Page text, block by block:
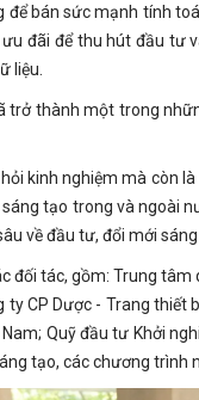
bán sức mạnh tính
đãi để thu hút đầu tư
liệu.
trở thành một trong
hỏi kinh nghiệm mà
tạo trong và ngoài
về đầu tư, đổi mới
đối tác, gồm: Trung
CP Dược - Trang
Quỹ đầu tư Khởi
tạo, các chương trình